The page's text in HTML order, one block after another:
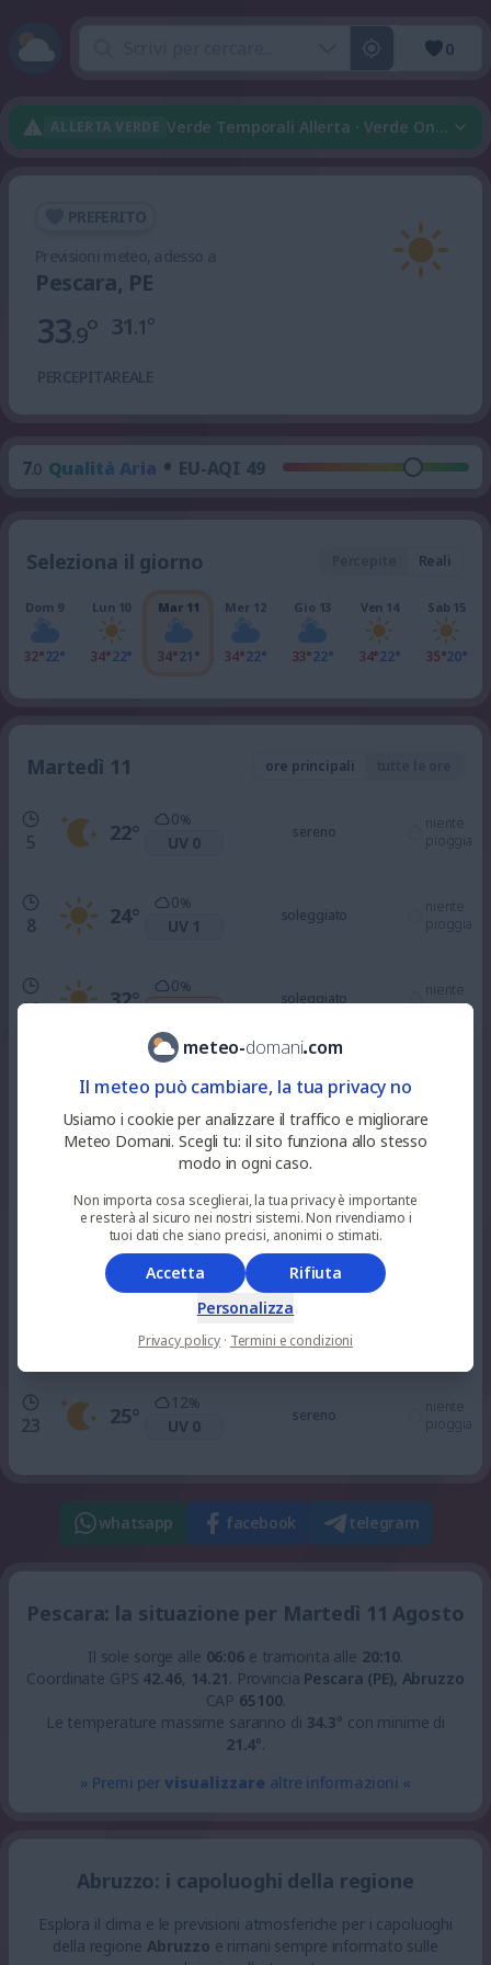
0
ALLERTA VERDE Verde Temporali Allerta · Verde Onda Di
Pescara, PE
33.9°
PERCEPITA
31.1°
REALE
7.0 Qualità Aria • EU-AQI 49
Seleziona il giorno Reali
Dom 9
32°22°
Lun 10
34°22°
Mar 11
34°21°
Mer 12
34°22°
Gio 13
33°22°
Ven 14
34°22°
Sab 15
35°20°
Martedì 11 ore principali
5 22°
0%
UV 0
sereno
niente
pioggia
8 24°
0%
UV 1
soleggiato
niente
pioggia
10 32°
0%
UV 4
soleggiato
niente
pioggia
34° UV 7
soleggiato
0%
UV 7
soleggiato
32°
33 %
UV 2
parzialmente nuvoloso
°
100%
UV 0
nuvoloso
23 25°
12%
UV 0
sereno
niente
pioggia
whatsapp facebook telegram
Pescara: la situazione per Martedì 11 Agosto
Il sole sorge alle 06:06e tramonta alle 20:10.
Coordinate GPS 42.46, 14.21. Provincia Pescara (PE), Abruzzo
CAP 65100.
Le temperature massime saranno di 34.3° con minime di
21.4°.
» Premi pervisualizzare altre informazioni «
Abruzzo: i capoluoghi della regione
Esplora il clima e le previsioni atmosferiche per i capoluoghi
della regione Abruzzo e rimani sempre informato sulle
meteo-domani.com
Il meteo può cambiare, la tua privacy no
Usiamo i cookie per analizzare il traffico e migliorare
Meteo Domani. Scegli tu: il sito funziona allo stesso
modo in ogni caso.
Non importa cosa sceglierai, la tua privacy è importante
e resterà al sicuro nei nostri sistemi. Non rivendiamo i
tuoi dati che siano precisi, anonimi o stimati.
Accetta
Rifiuta
Personalizza
Privacy policy · Termini e condizioni